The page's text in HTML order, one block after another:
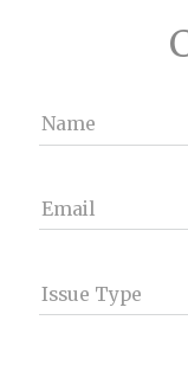
Name
Email
Issue Type